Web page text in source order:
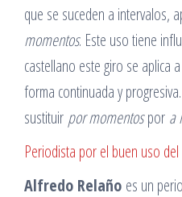
que se suceden a intervalos,
momentos. Este uso tiene
castellano este giro se aplica
forma continuada y
sustituir por momentospor a
Periodista por el buen uso
Alfredo Relaño es un